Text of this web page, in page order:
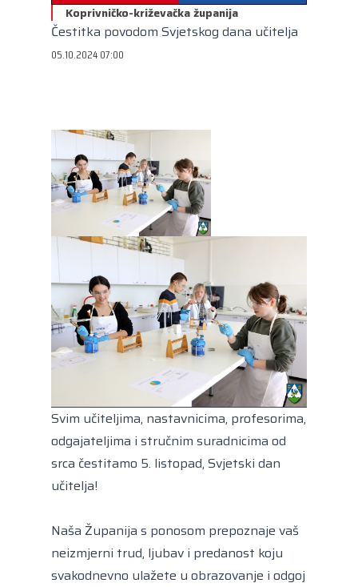
Europe
Koprivničko-križevačka županija
Čestitka povodom Svjetskog dana učitelja
05.10.2024 07:00
Svim učiteljima, nastavnicima, profesorima,
odgajateljima i stručnim suradnicima od
srca čestitamo 5. listopad, Svjetski dan
učitelja!
Naša Županija s ponosom prepoznaje vaš
neizmjerni trud, ljubav i predanost koju
svakodnevno ulažete u obrazovanje i odgoj